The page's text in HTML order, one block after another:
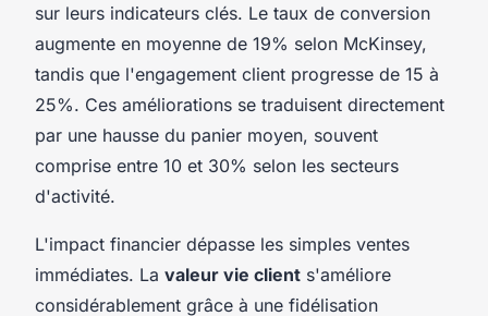
sur leurs indicateurs clés. Le taux de conversion
augmente en moyenne de 19% selon McKinsey,
tandis que l'engagement client progresse de 15 à
25%. Ces améliorations se traduisent directement
par une hausse du panier moyen, souvent
comprise entre 10 et 30% selon les secteurs
d'activité.
L'impact financier dépasse les simples ventes
immédiates. La valeur vie client s'améliore
considérablement grâce à une fidélisation